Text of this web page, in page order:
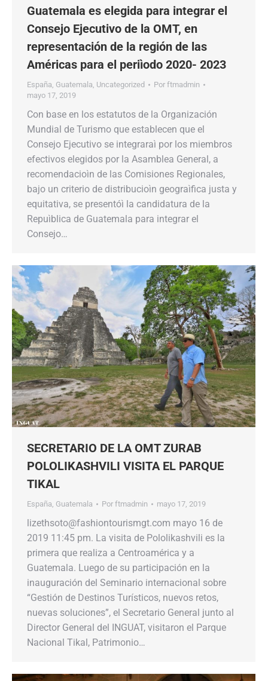
Guatemala es elegida para integrar el
Consejo Ejecutivo de la OMT, en
representación de la región de las
Américas para el periìodo 2020- 2023
España, Guatemala, Uncategorized Por ftmadmin
mayo 17, 2019
Con base en los estatutos de la Organización
Mundial de Turismo que establecen que el
Consejo Ejecutivo se integraraì por los miembros
efectivos elegidos por la Asamblea General, a
recomendacioìn de las Comisiones Regionales,
bajo un criterio de distribucioìn geograìfica justa y
equitativa, se presentóì la candidatura de la
Repuìblica de Guatemala para integrar el
Consejo…
SECRETARIO DE LA OMT ZURAB
POLOLIKASHVILI VISITA EL PARQUE
TIKAL
España, Guatemala Por ftmadmin mayo 17, 2019
lizethsoto@fashiontourismgt.com mayo 16 de
2019 11:45 pm. La visita de Pololikashvili es la
primera que realiza a Centroamérica y a
Guatemala. Luego de su participación en la
inauguración del Seminario internacional sobre
“Gestión de Destinos Turísticos, nuevos retos,
nuevas soluciones”, el Secretario General junto al
Director General del INGUAT, visitaron el Parque
Nacional Tikal, Patrimonio…